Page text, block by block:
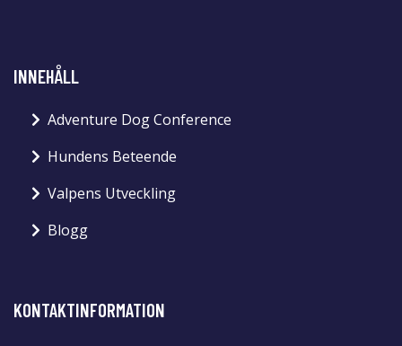
INNEHÅLL
Adventure Dog Conference
Hundens Beteende
Valpens Utveckling
Blogg
KONTAKTINFORMATION